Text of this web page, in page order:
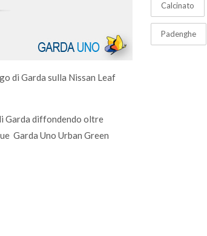
di Garda sulla Nissan Leaf
Garda diffondendo oltre
Garda Uno Urban Green
Calcinato
Padenghe